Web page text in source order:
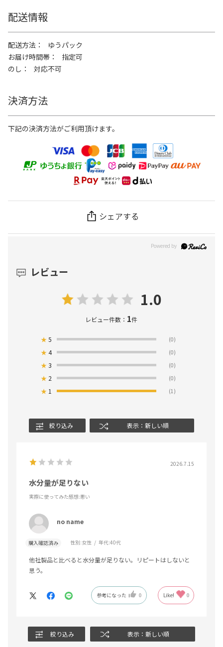
配送情報
配送方法
ゆうパック
お届け時間帯
指定可
のし
対応不可
決済方法
下記の決済方法がご利用頂けます。
シェアする
レビュー
1.0
レビュー件数： 1件
★5 (0)
★4 (0)
★3 (0)
★ 2 (0)
★ 1 (1)
絞り込み 表示：新しい順
2026.7.15
水分量が足りない
実際に使ってみた感想:悪い
no name
購入確認済み 性別:女性 年代:40代
他社製品と比べると水分量が足りない。リピートはしないと
思う。
参考になった 0 Like! 0
絞り込み 表示：新しい順